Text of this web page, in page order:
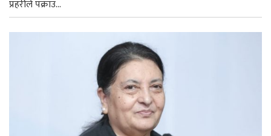
प्रहरीले पक्राउ...